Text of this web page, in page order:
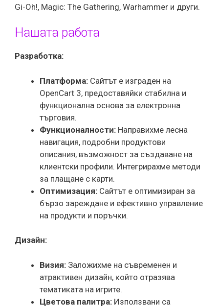
Gi-Oh!, Magic: The Gathering, Warhammer и други.
Нашата работа
Разработка:
Платформа: Сайтът е изграден на
OpenCart 3, предоставяйки стабилна и
функционална основа за електронна
търговия.
Функционалности: Направихме лесна
навигация, подробни продуктови
описания, възможност за създаване на
клиентски профили. Интегрирахме методи
за плащане с карти.
Оптимизация: Сайтът е оптимизиран за
бързо зареждане и ефективно управление
на продукти и поръчки.
Дизайн:
Визия: Заложихме на съвременен и
атрактивен дизайн, който отразява
тематиката на игрите.
Цветова палитра: Използвани са